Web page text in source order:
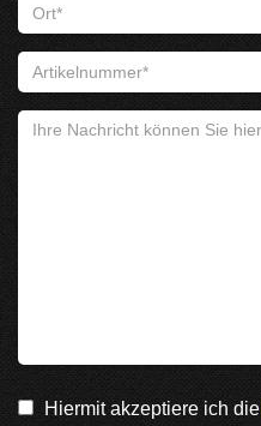
Hiermit akzeptiere ich die